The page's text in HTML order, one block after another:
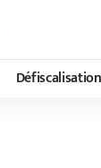
Défiscalisation